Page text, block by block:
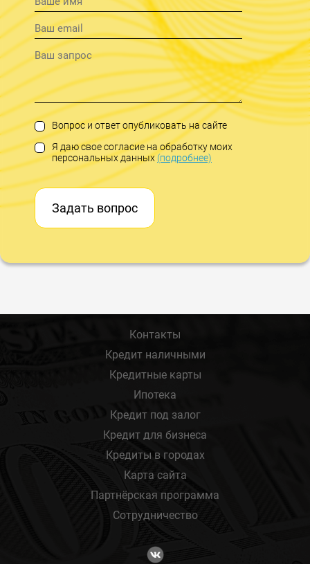
Вопрос и ответ опубликовать на сайте
Я даю свое согласие на обработку моих
персональных данных(подробнее)
Задать вопрос
Контакты
Кредит наличными
Кредитные карты
Ипотека
Кредит под залог
Кредит для бизнеса
Кредиты в городах
Карта сайта
Партнёрская программа
Сотрудничество